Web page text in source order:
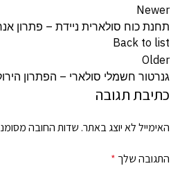
Newer
תחנת כוח סולארית ניידת – פתרון
Back to list
Older
גנרטור חשמלי סולארי – הפתרון
כתיבת תגובה
האימייל לא יוצג באתר. שדות החובה
התגובה שלך *